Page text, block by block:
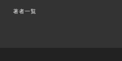
著者一覧